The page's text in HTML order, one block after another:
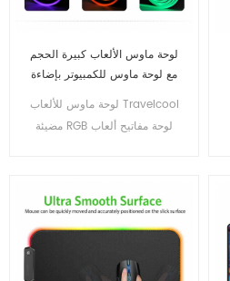
لوحة ماوس الألعاب كبيرة الحجم
مع لوحة ماوس للكمبيوتر بإضاءة
لوحة ماوس للألعاب Travelcool
مضيئة RGB لوحة مفاتيح ألعاب
وسادات ماوس ضوئية